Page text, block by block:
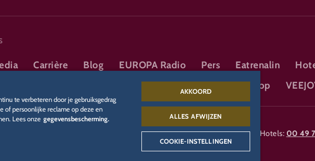
Carrière Blog EUROPA Radio Pers Eatrenalin
TALENT ACADEMY Ticketshop
Juridische informatie Hotels: 00 49
te verbeteren door je gebruiksgedrag
of persoonlijke reclame op deze en
Lees onze gegevensbescherming.
AKKOORD
ALLES AFWIJZEN
COOKIE-INSTELLINGEN